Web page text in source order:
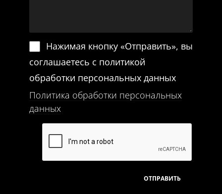
Нажимая кнопку «Отправить», вы
соглашаетесь с политикой
обработки персональных данных
Политика обработки персональных
данных